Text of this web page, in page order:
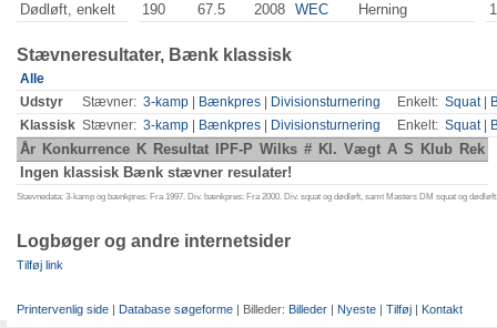
Dødløft, enkelt
190 67.5 2008 WEC Herning
Stævneresultater, Bænk klassisk
Alle
Udstyr
Stævner: 3-kamp Bænkpres Divisionsturnering Enkelt: Squat|
Klassisk Stævner: 3-kamp Bænkpres Divisionsturnering Enkelt: Squat|
År Konkurrence K Resultat IPF-P Wilks # Kl. Vægt A S Klub Rek
Ingen klassisk Bænk stævner resulater!
Stævnedata: 3-kamp og bænkpres: Fra 1997. Div. bænkpres: Fra 2000. Div. squat og dødløft, samt Masters DM squat og
Logbøger og andre internetsider
Tilføj link
Printervenlig side | Database søgeforme | Billeder: Billeder | Nyeste | Tilføj | Kontakt